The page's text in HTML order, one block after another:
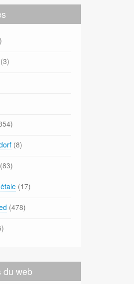
(3)
(8)
(83)
(17)
(478)
du web